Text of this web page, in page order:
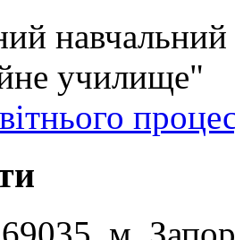
навчальний
училище"